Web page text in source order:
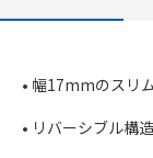
• 幅17mmのスリ
• リバーシブル構